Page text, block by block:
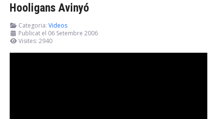
Hooligans Avinyó
Categoria: Videos
Publicat el 06 Setembre 2006
Visites: 2940